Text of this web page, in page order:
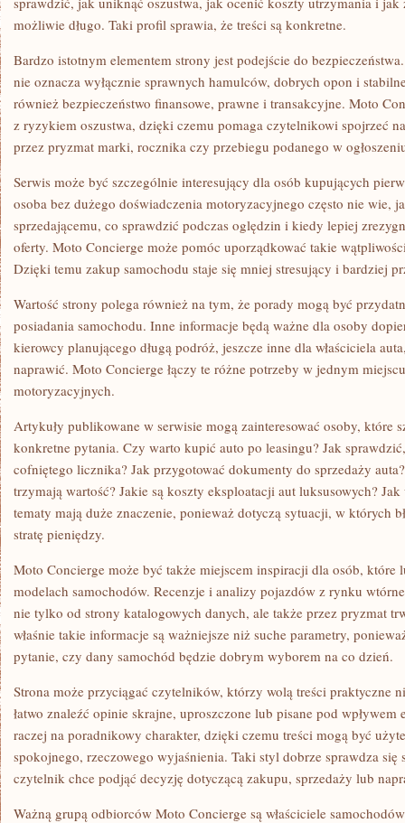
możliwie długo. Taki profil sprawia, że treści są konkretne.
Bardzo istotnym elementem strony jest podejście do
nie oznacza wyłącznie sprawnych hamulców, dobrych opon i
również bezpieczeństwo finansowe, prawne i transakcyjne. Moto
z ryzykiem oszustwa, dzięki czemu pomaga czytelnikowi spojrzeć
przez pryzmat marki, rocznika czy przebiegu podanego w
Serwis może być szczególnie interesujący dla osób kupujących
osoba bez dużego doświadczenia motoryzacyjnego często nie wie,
sprzedającemu, co sprawdzić podczas oględzin i kiedy lepiej
oferty. Moto Concierge może pomóc uporządkować takie
Dzięki temu zakup samochodu staje się mniej stresujący i bardziej
Wartość strony polega również na tym, że porady mogą być
posiadania samochodu. Inne informacje będą ważne dla osoby
kierowcy planującego długą podróż, jeszcze inne dla właściciela
naprawić. Moto Concierge łączy te różne potrzeby w jednym
motoryzacyjnych.
Artykuły publikowane w serwisie mogą zainteresować osoby, które
konkretne pytania. Czy warto kupić auto po leasingu? Jak
cofniętego licznika? Jak przygotować dokumenty do sprzedaży
trzymają wartość? Jakie są koszty eksploatacji aut luksusowych?
tematy mają duże znaczenie, ponieważ dotyczą sytuacji, w których
stratę pieniędzy.
Moto Concierge może być także miejscem inspiracji dla osób, które
modelach samochodów. Recenzje i analizy pojazdów z rynku
nie tylko od strony katalogowych danych, ale także przez pryzmat
właśnie takie informacje są ważniejsze niż suche parametry,
pytanie, czy dany samochód będzie dobrym wyborem na co dzień.
Strona może przyciągać czytelników, którzy wolą treści praktyczne
łatwo znaleźć opinie skrajne, uproszczone lub pisane pod
raczej na poradnikowy charakter, dzięki czemu treści mogą być
spokojnego, rzeczowego wyjaśnienia. Taki styl dobrze sprawdza się
czytelnik chce podjąć decyzję dotyczącą zakupu, sprzedaży lub
Ważną grupą odbiorców Moto Concierge są właściciele